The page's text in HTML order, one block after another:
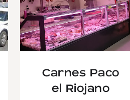
Carnes Paco
el Riojano